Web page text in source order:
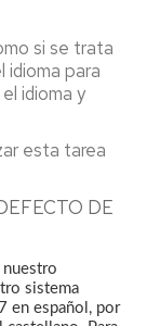
si se trata
idioma para
idioma y
esta tarea
DE
sistema
en español, por